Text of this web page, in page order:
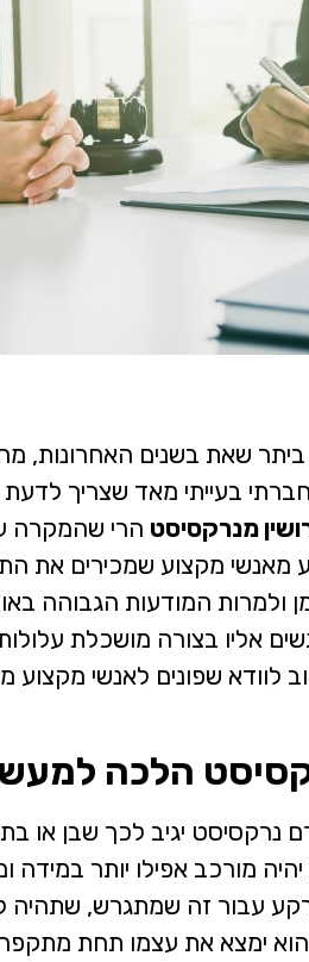
ביתר שאת בשנים האחרונות,
בעייתי מאד שצריך לדעת
מנרקסיסט הרי שהמקרה
מאנשי מקצוע שמכירים את
ולמרות המודעות הגבוהה
אליו בצורה מושכלת
לוודא שפונים לאנשי מקצוע
הלכה
נרקסיסט יגיב לכך שבן או בת
מורכב אפילו יותר במידה
עבור זה שמתגרש, שתהיה
ימצא את עצמו תחת